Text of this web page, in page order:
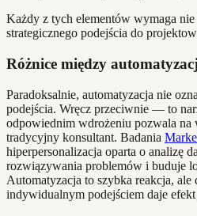
Każdy z tych elementów wymaga
strategicznego podejścia do
Różnice między
Paradoksalnie, automatyzacja nie
podejścia. Wręcz przeciwnie — to
odpowiednim wdrożeniu pozwala na
tradycyjny konsultant. Badania
hiperpersonalizacja oparta o analizę
rozwiązywania problemów i buduje
Automatyzacja to szybka reakcja, ale
indywidualnym podejściem daje